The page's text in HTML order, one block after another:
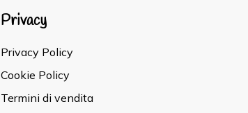
Privacy
Privacy Policy
Cookie Policy
Termini di vendita